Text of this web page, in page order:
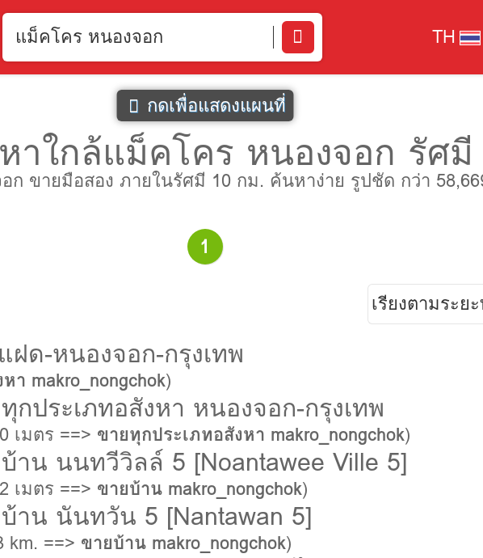
แม็คโคร หนองจอก TH
กดเพื่อแสดงแผนที่
าใกล้แม็คโคร หนองจอก รัศ
ขายมือสอง ภายในรัศมี 10 กม. ค้นหาง่าย รูปชัด กว่า
1
ด-หนองจอก-กรุงเทพ
า makro_nongchok)
กประเภทอสังหา หนองจอก-กรุงเทพ
เมตร ==> ขายทุกประเภทอสังหา makro_nongchok)
าน นนทวีวิลล์ 5 [Noantawee Ville 5]
เมตร ==> ขายบ้าน makro_nongchok)
าน นันทวัน 5 [Nantawan 5]
km. ==> ขายบ้าน makro_nongchok)